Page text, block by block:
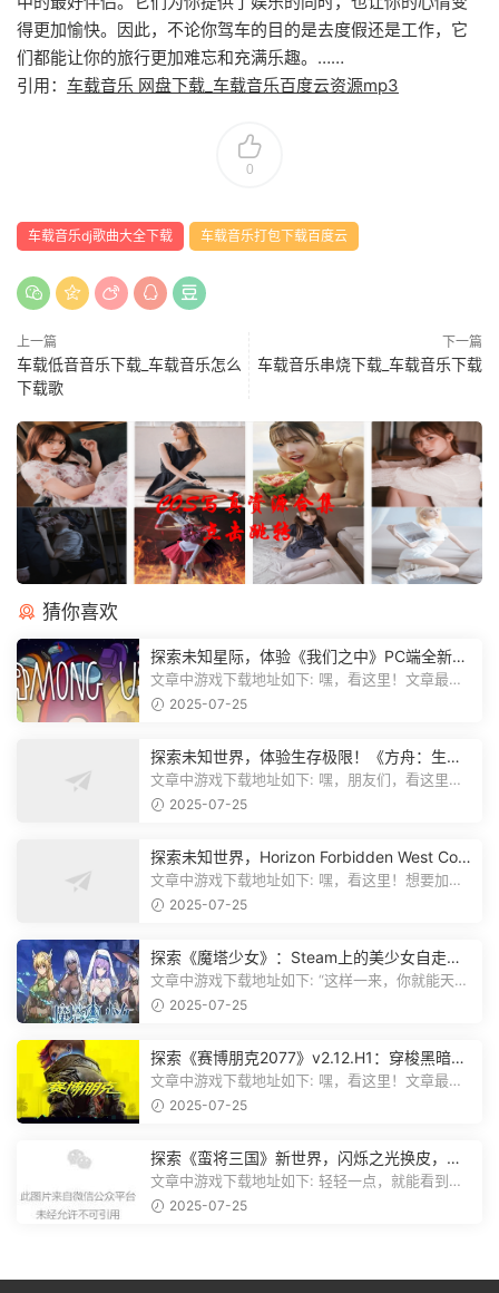
得更加愉快。因此，不论你驾车的目的是去度假还是工作，它
们都能让你的旅行更加难忘和充满乐趣。……
引用： 车载音乐 网盘下载_车载音乐百度云资源mp3
0
车载音乐dj歌曲大全下载 车载音乐打包下载百度云
上一篇
车载低音音乐下载_车载音乐怎么
下载歌
下一篇
车载音乐串烧下载_车载音乐下载
猜你喜欢
探索未知星际，体验《我们之中》PC端全新版
本
文章中游戏下载地址如下: 嘿，看这里！文章最后
有个图片，点一下就能加入我们游...
2025-07-25
探索未知世界，体验生存极限！《方舟：生存
飞升》v38.9中文版全新升级！
文章中游戏下载地址如下: 嘿，朋友们，看这里！
《方舟：生存飞升》这个游戏超火...
2025-07-25
探索未知世界，Horizon Forbidden West Com
plete Edition正式发布！
文章中游戏下载地址如下: 嘿，看这里！想要加入
游戏资源分享群，就点文章最后那...
2025-07-25
探索《魔塔少女》：Steam上的美少女自走
棋，战斗与策略的双重盛宴！
文章中游戏下载地址如下: “这样一来，你就能天天
2025-07-25
探索《赛博朋克2077》v2.12.H1：穿梭黑暗都
市，感受未来世界的震撼
文章中游戏下载地址如下: 嘿，看这里！文章最后
有个图片，点一下就能加入我们的...
2025-07-25
探索《蛮将三国》新世界，闪烁之光换皮，共
赴手游盛宴！
文章中游戏下载地址如下: 轻轻一点，就能看到原
文。 滑动一下屏幕，就能看到...
2025-07-25